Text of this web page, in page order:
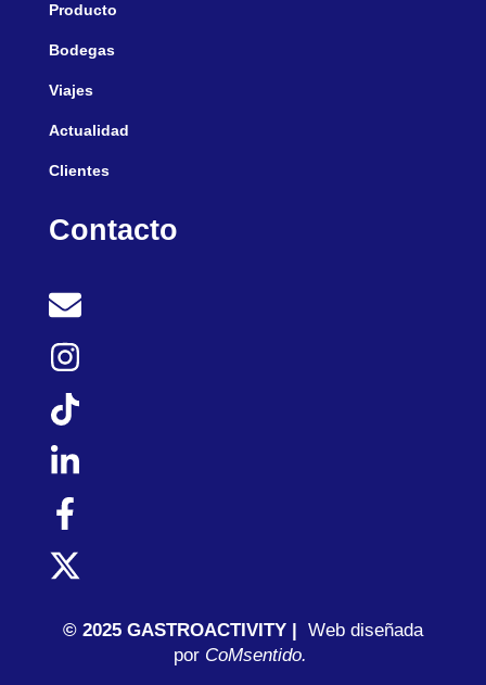
Producto
Bodegas
Viajes
Actualidad
Clientes
Contacto
© 2025 GASTROACTIVITY |
Web diseñada
porCoMsentido.